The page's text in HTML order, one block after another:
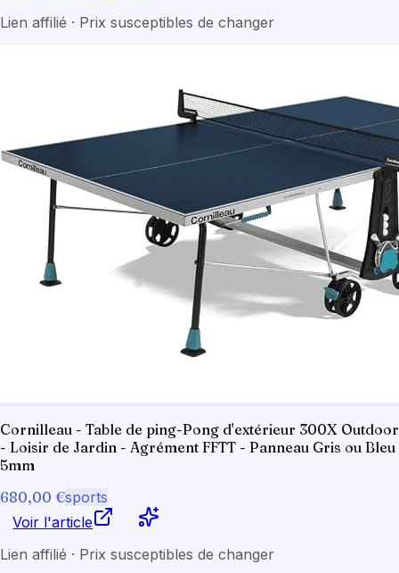
Lien affilié · Prix susceptibles de changer
Cornilleau - Table de ping-Pong d'extérieur 300X Outdoor
- Loisir de Jardin - Agrément FFTT - Panneau Gris ou Bleu
5mm
680,00 €sports
Voir l'article
Lien affilié · Prix susceptibles de changer